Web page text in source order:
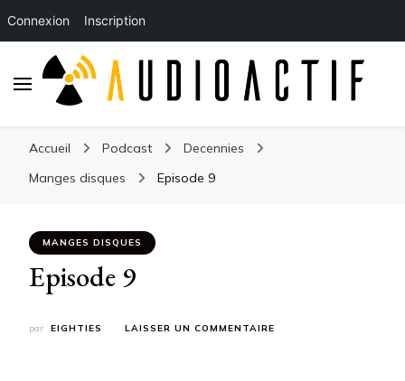
Connexion Inscription
Accueil Podcast
Decennies
Manges disques
Episode 9
MANGES DISQUES
Episode 9
par EIGHTIES LAISSER UN COMMENTAIRE